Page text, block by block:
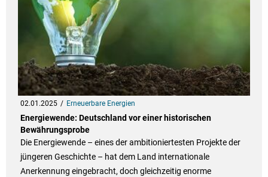
02.01.2025 Erneuerbare Energien
Energiewende: Deutschland vor einer historischen
Bewährungsprobe
Die Energiewende – eines der ambitioniertesten Projekte der
jüngeren Geschichte – hat dem Land internationale
Anerkennung eingebracht, doch gleichzeitig enorme